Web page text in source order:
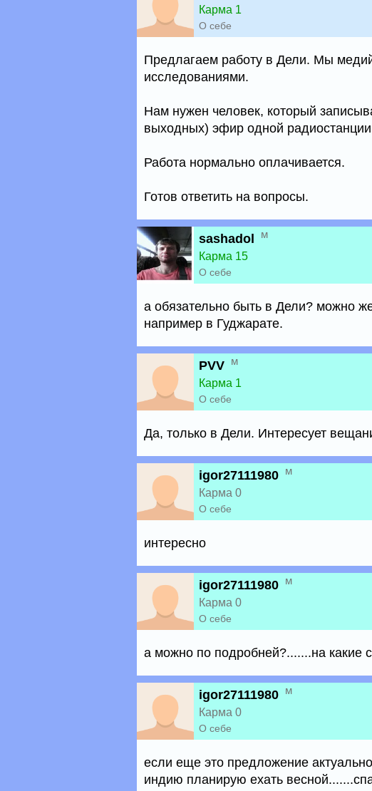
Карма 1
О себе
Предлагаем работу в Дели. Мы
исследованиями.
Нам нужен человек, который
выходных) эфир одной
Работа нормально оплачивается.
Готов ответить на вопросы.
sashadol
м
Карма 15
О себе
а обязательно быть в Дели? можно
например в Гуджарате.
PVV м
Карма 1
О себе
Да, только в Дели. Интересует
igor27111980 м
Карма 0
О себе
интересно
igor27111980 м
Карма 0
О себе
а можно по подробней?.......на какие
igor27111980 м
Карма 0
О себе
если еще это предложение
индию планирую ехать